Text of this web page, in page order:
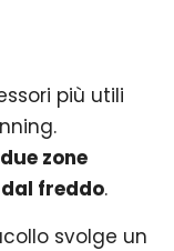
più utili
zone
freddo.
svolge un